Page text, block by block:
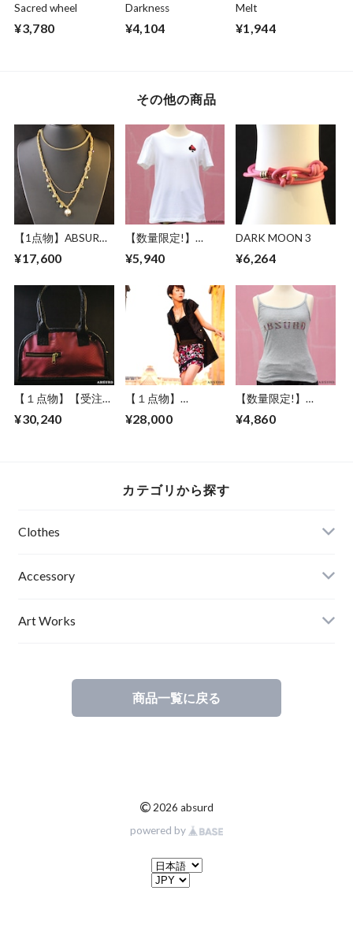
Sacred wheel
¥3,780
Darkness
¥4,104
Melt
¥1,944
その他の商品
【1点物】ABSURD
ース 66㎝ サイズ調
ー付き ドレス パー
ティー ロングネッ
クレス 磁気ヘマタ
イト 天然石 ローズ
スワロ 人工パール
ゴールド Lamplight
¥17,600
【数量限定!】
オリジナルプリント
ンプル アブサード
The MUSIC
¥5,940
DARK MOON 3
¥6,264
【１点物】【受注制
ダーメイド カバン
¥30,240
【１点物】
ス サテン パーティ
¥28,000
【数量限定!】
ール ノースリーブ
¥4,860
カテゴリから探す
Clothes
Mens
Ladies
Accessory
Art Works
商品一覧に戻る
© 2026 absurd
powered by